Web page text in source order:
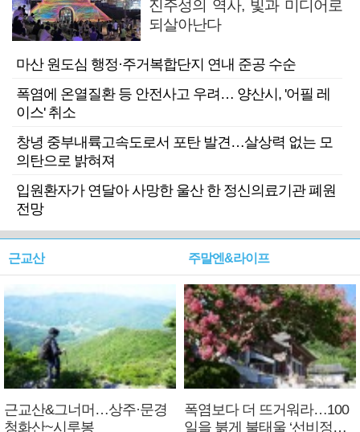
진주성의 역사, 빛과 미디어로
되살아난다
마산 원도심 행정·주거복합단지 연내 준공 수순
폭염에 온열질환 등 안전사고 우려… 양산시, '어필 레
이스' 취소
창녕 중부내륙고속도로서 포탄 발견…살상력 없는 모
의탄으로 밝혀져
입원환자가 연달아 사망한 울산 한 정신의료기관 폐원
전망
근교산
근교산&그너머…상주·문경
청화산~시루봉
주말엔&라이프
폭염보다 더 뜨거워라…100
일을 붉게 불태울 ‘선비정신’